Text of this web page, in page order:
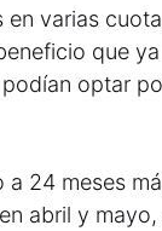
varias
que
optar
24 meses
abril y